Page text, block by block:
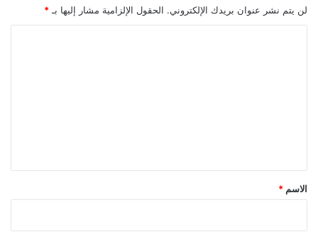
لن يتم نشر عنوان بريدك الإلكتروني. الحقول الإلزامية مشار إليها بـ *
*
الاسم *